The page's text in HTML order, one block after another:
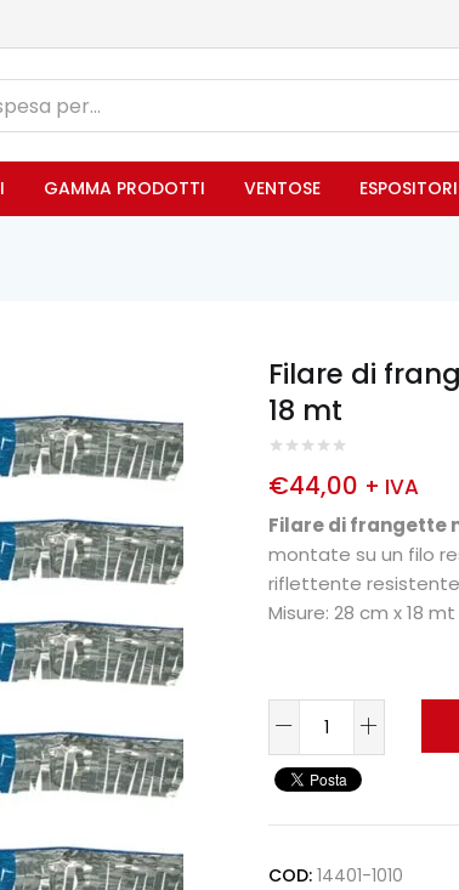
GAMMA PRODOTTI VENTOSE ESPOSITORI
Filare di
18 mt
€44,00 + IVA
Filare di frangette
montate su un filo
riflettente
Misure: 28 cm x 18 mt
COD: 14401-1010